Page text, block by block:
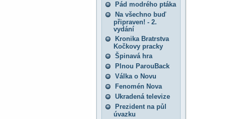
Pád modrého ptáka
Na všechno buď
připraven! - 2.
vydání
Kronika Bratrstva
Kočkovy pracky
Špinavá hra
Plnou ParouBack
Válka o Novu
Fenomén Nova
Ukradená televize
Prezident na půl
úvazku